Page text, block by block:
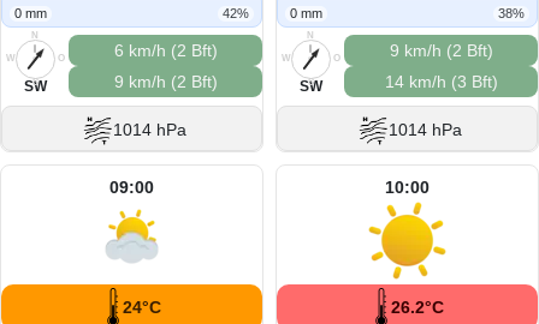
0 mm 42%
N
O
S
W
SW
6 km/h (2 Bft)
9 km/h (2 Bft)
1014 hPa
0 mm 38%
N
O
S
W
SW
9 km/h (2 Bft)
14 km/h (3 Bft)
1014 hPa
09:00
24°C
10:00
26.2°C